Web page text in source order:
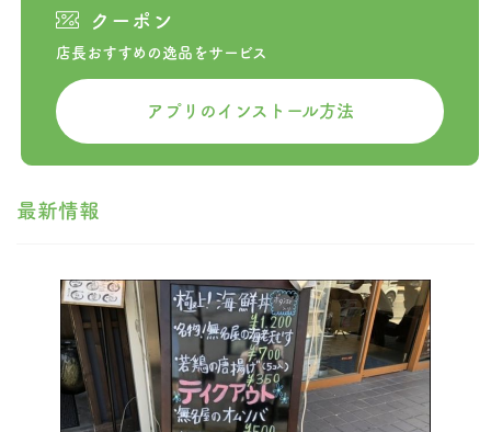
クーポン
店長おすすめの逸品をサービス
アプリのインストール方法
最新情報